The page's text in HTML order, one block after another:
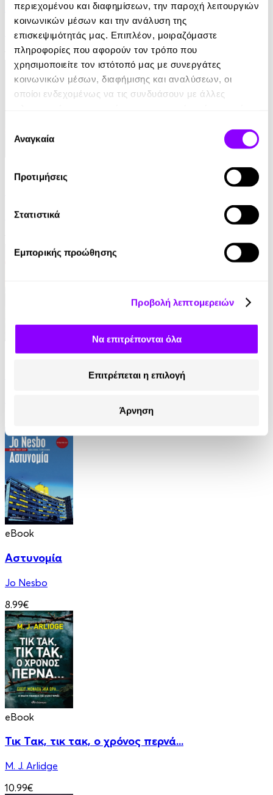
περιεχομένου και διαφημίσεων, την παροχή λειτουργιών
κοινωνικών μέσων και την ανάλυση της
επισκεψιμότητάς μας. Επιπλέον, μοιραζόμαστε
πληροφορίες που αφορούν τον τρόπο που
χρησιμοποιείτε τον ιστότοπό μας με συνεργάτες
κοινωνικών μέσων, διαφήμισης και αναλύσεων, οι
οποίοι ενδεχομένως να τις συνδυάσουν με άλλες
των υπηρεσιών τους.
συγκατάθεσης
Αναγκαία
Προτιμήσεις
Στατιστικά
Εμπορικής προώθησης
Προβολή λεπτομερειών
Να επιτρέπονται όλα
Επιτρέπεται η επιλογή
Άρνηση
Αυτοί που επέζησαν
Jane Harper
10.99€
Γρηγόρης Αζαριάδης
eBook
Στον τάφο κάποιου άλλου
eBook
Αστυνομία
Jo Nesbo
8.99€
eBook
Τικ Τακ, τικ τακ, ο χρόνος περνά...
M. J. Arlidge
10.99€